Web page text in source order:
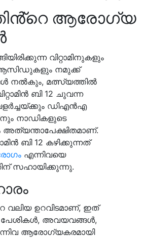
ആരോഗ്യ
വിറ്റാമിനുകളും
ആസിഡുകളും നമുക്ക്
നൽകും, മത്സ്യത്തിൽ
ബി 12 ചുവന്ന
ഡിഎൻഎ
നാഡികളുടെ
ബി 12 കഴിക്കുന്നത്
എന്നിവയെ
സഹായിക്കുന്നു.
വലിയ ഉറവിടമാണ്, ഇത്
അവയവങ്ങൾ,
ആരോഗ്യകരമായി